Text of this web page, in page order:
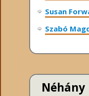
Susan
Szabó
Néhány